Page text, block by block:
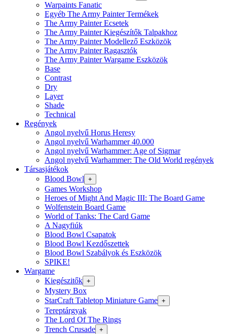
Warpaints Fanatic
Egyéb The Army Painter Termékek
The Army Painter Ecsetek
The Army Painter Kiegészítők Talpakhoz
The Army Painter Modellező Eszközök
The Army Painter Ragasztók
The Army Painter Wargame Eszközök
Base
Contrast
Dry
Layer
Shade
Technical
Regények
Angol nyelvű Horus Heresy
Angol nyelvű Warhammer 40.000
Angol nyelvű Warhammer: Age of Sigmar
Angol nyelvű Warhammer: The Old World regények
Társasjátékok
Blood Bowl +
Games Workshop
Heroes of Might And Magic III: The Board Game
Wolfenstein Board Game
World of Tanks: The Card Game
A Nagyfiúk
Blood Bowl Csapatok
Blood Bowl Kezdőszettek
Blood Bowl Szabályok és Eszközök
SPIKE!
Wargame
Kiegészitők +
Mystery Box
StarCraft Tabletop Miniature Game +
Tereptárgyak
The Lord Of The Rings
Trench Crusade +